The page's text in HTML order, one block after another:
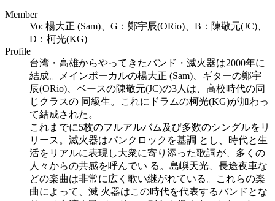
Member
Vo: 楊大正 (Sam)、G：鄭宇辰(ORio)、B：陳敬元(JC)、
D：柯光(KG)
Profile
台湾・高雄からやってきたバンド・滅火器は2000年に
結成。メインボーカルの楊大正 (Sam)、ギターの鄭宇
辰(ORio)、ベースの陳敬元(JC)の3人は、高校時代の同
じクラスの 同級生。これにドラムの柯光(KG)が加わっ
て結成された。
これまでに5枚のフルアルバム及び多数のシングルをリ
リース。滅火器はパンクロックを基調 とし、時代と生
活をリアルに表現し大衆に寄り添った歌詞が、多くの
人々からの共感を呼んでい る。島嶼天光、長途夜車な
どの楽曲は非常に広く歌い継がれている。これらの楽
曲によって、滅 火器はこの時代を代表するバンドとな